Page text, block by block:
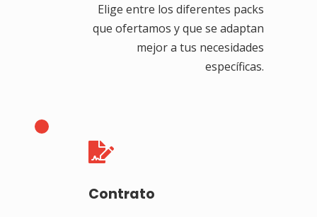
Elige entre los diferentes packs
que ofertamos y que se adaptan
mejor a tus necesidades
específicas.

Contrato